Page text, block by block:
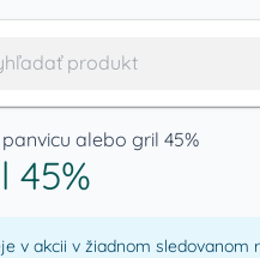
alebo gril 45%
45%
v akcii v žiadnom sledovanom